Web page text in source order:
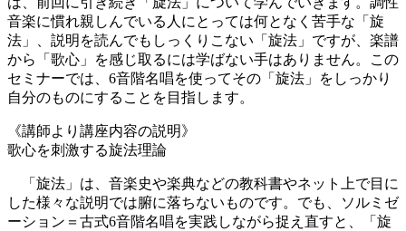
音楽に慣れ親しんでいる人にとっては何となく苦手な「旋
法」、説明を読んでもしっくりこない「旋法」ですが、楽譜
から「歌心」を感じ取るには学ばない手はありません。この
セミナーでは、6音階名唱を使ってその「旋法」をしっかり
自分のものにすることを目指します。
《講師より講座内容の説明》
歌心を刺激する旋法理論
「旋法」は、音楽史や楽典などの教科書やネット上で目に
した様々な説明では腑に落ちないものです。でも、ソルミゼ
ーション＝古式6音階名唱を実践しながら捉え直すと、「旋